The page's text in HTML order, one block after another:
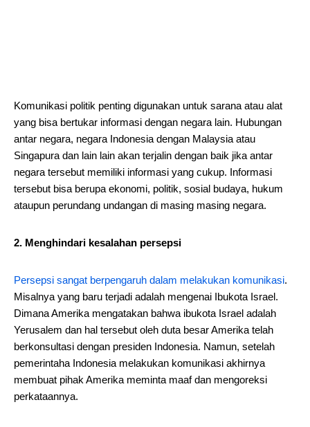
Komunikasi politik penting digunakan untuk sarana atau alat
yang bisa bertukar informasi dengan negara lain. Hubungan
antar negara, negara Indonesia dengan Malaysia atau
Singapura dan lain lain akan terjalin dengan baik jika antar
negara tersebut memiliki informasi yang cukup. Informasi
tersebut bisa berupa ekonomi, politik, sosial budaya, hukum
ataupun perundang undangan di masing masing negara.
2. Menghindari kesalahan persepsi
Persepsi sangat berpengaruh dalam melakukan komunikasi.
Misalnya yang baru terjadi adalah mengenai Ibukota Israel.
Dimana Amerika mengatakan bahwa ibukota Israel adalah
Yerusalem dan hal tersebut oleh duta besar Amerika telah
berkonsultasi dengan presiden Indonesia. Namun, setelah
pemerintaha Indonesia melakukan komunikasi akhirnya
membuat pihak Amerika meminta maaf dan mengoreksi
perkataannya.